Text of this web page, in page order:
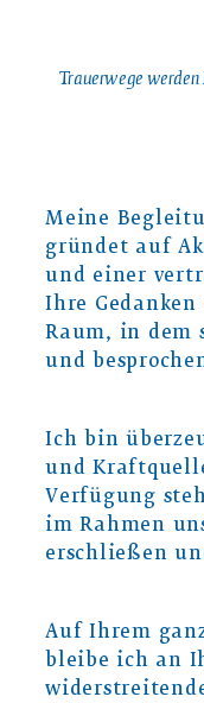
Trauerwege
Meine
gründet auf
und einer
Ihre
Raum, in dem
und
Ich bin
und
Verfügung
im Rahmen
erschließen
Auf Ihrem
bleibe ich an